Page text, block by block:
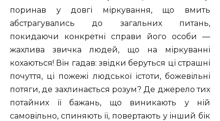
поринав у довгі міркування, що вмить
абстрагувались до загальних питань,
покидаючи конкретні справи його особи —
жахлива звичка людей, що на міркуванні
кохаються! Він гадав: звідки беруться ці страшні
почуття, ці пожежі людської істоти, божевільні
потяги, де захлинається розум? Де джерело тих
потайних її бажань, що виникають у ній
самовільно, спиняють її, повертають у інший бік